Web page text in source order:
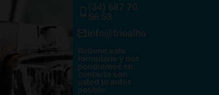
(34) 687 70
56 53
info@frioalhambra.com
Rellene este
formulario y nos
pondremos en
contacto con
usted lo antes
posible.